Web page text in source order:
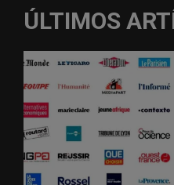
ÚLTIMOS